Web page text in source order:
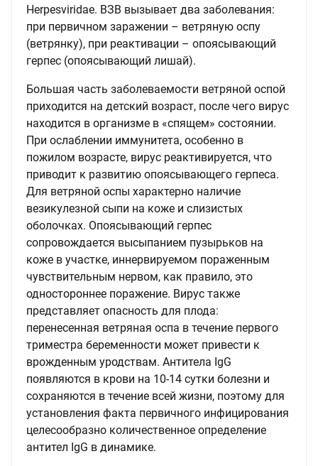
Herpesviridae. ВЗВ вызывает два заболевания:
при первичном заражении – ветряную оспу
(ветрянку), при реактивации – опоясывающий
герпес (опоясывающий лишай).
Большая часть заболеваемости ветряной оспой
приходится на детский возраст, после чего вирус
находится в организме в «спящем» состоянии.
При ослаблении иммунитета, особенно в
пожилом возрасте, вирус реактивируется, что
приводит к развитию опоясывающего герпеса.
Для ветряной оспы характерно наличие
везикулезной сыпи на коже и слизистых
оболочках. Опоясывающий герпес
сопровождается высыпанием пузырьков на
коже в участке, иннервируемом пораженным
чувствительным нервом, как правило, это
одностороннее поражение. Вирус также
представляет опасность для плода:
перенесенная ветряная оспа в течение первого
триместра беременности может привести к
врожденным уродствам. Антитела IgG
появляются в крови на 10-14 сутки болезни и
сохраняются в течение всей жизни, поэтому для
установления факта первичного инфицирования
целесообразно количественное определение
антител IgG в динамике.